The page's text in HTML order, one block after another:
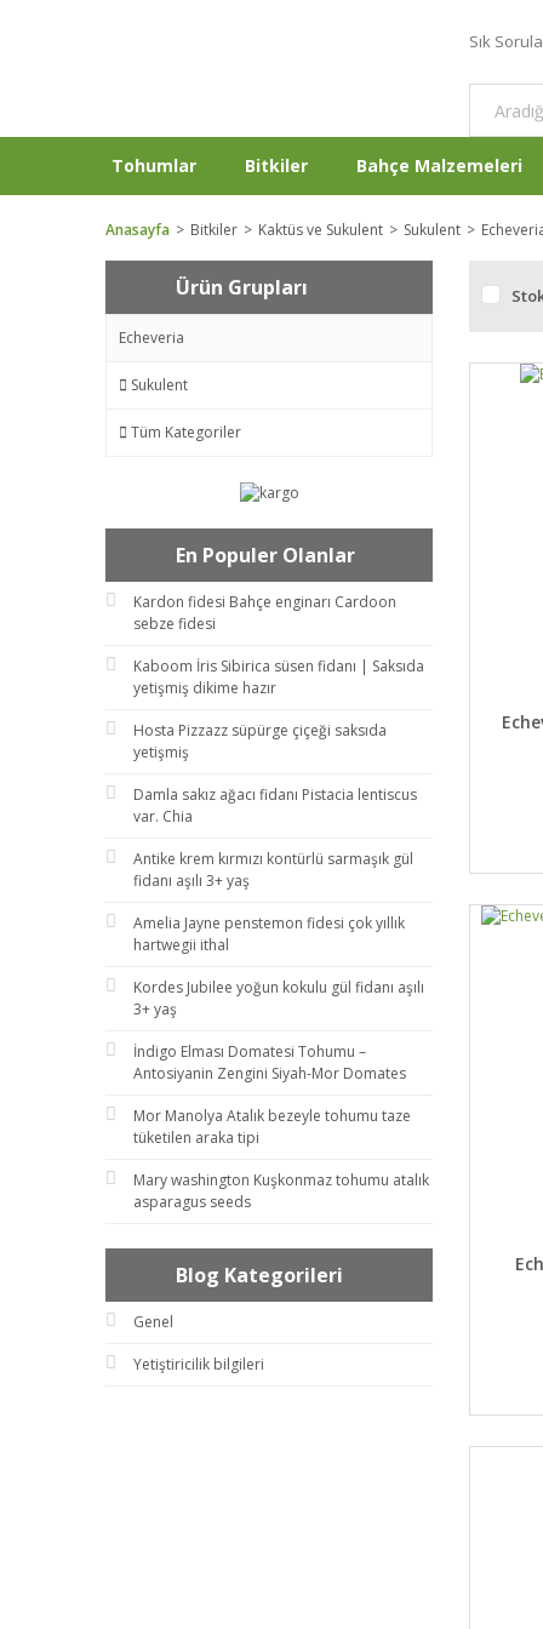
Sık
Tohumlar Bitkiler Bahçe Malzemeleri
Anasayfa Bitkiler Kaktüs ve Sukulent Sukulent
Ürün Grupları
Echeveria
Sukulent
Tüm Kategoriler
En Populer Olanlar
Kardon fidesi Bahçe enginarı Cardoon
sebze fidesi
Kaboom İris Sibirica süsen fidanı | Saksıda
yetişmiş dikime hazır
Hosta Pizzazz süpürge çiçeği saksıda
yetişmiş
Damla sakız ağacı fidanı Pistacia lentiscus
var. Chia
Antike krem kırmızı kontürlü sarmaşık gül
fidanı aşılı 3+ yaş
Amelia Jayne penstemon fidesi çok yıllık
hartwegii ithal
Kordes Jubilee yoğun kokulu gül fidanı aşılı
3+ yaş
İndigo Elması Domatesi Tohumu –
Antosiyanin Zengini Siyah-Mor Domates
Mor Manolya Atalık bezeyle tohumu taze
tüketilen araka tipi
Mary washington Kuşkonmaz tohumu atalık
asparagus seeds
Blog Kategorileri
Genel
Yetiştiricilik bilgileri